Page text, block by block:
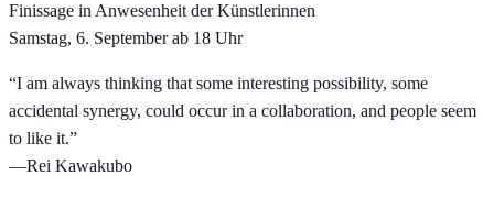
Finissage in Anwesenheit der Künstlerinnen
Samstag, 6. September ab 18 Uhr
“I am always thinking that some interesting possibility, some
accidental synergy, could occur in a collaboration, and people seem
to like it.”
—Rei Kawakubo